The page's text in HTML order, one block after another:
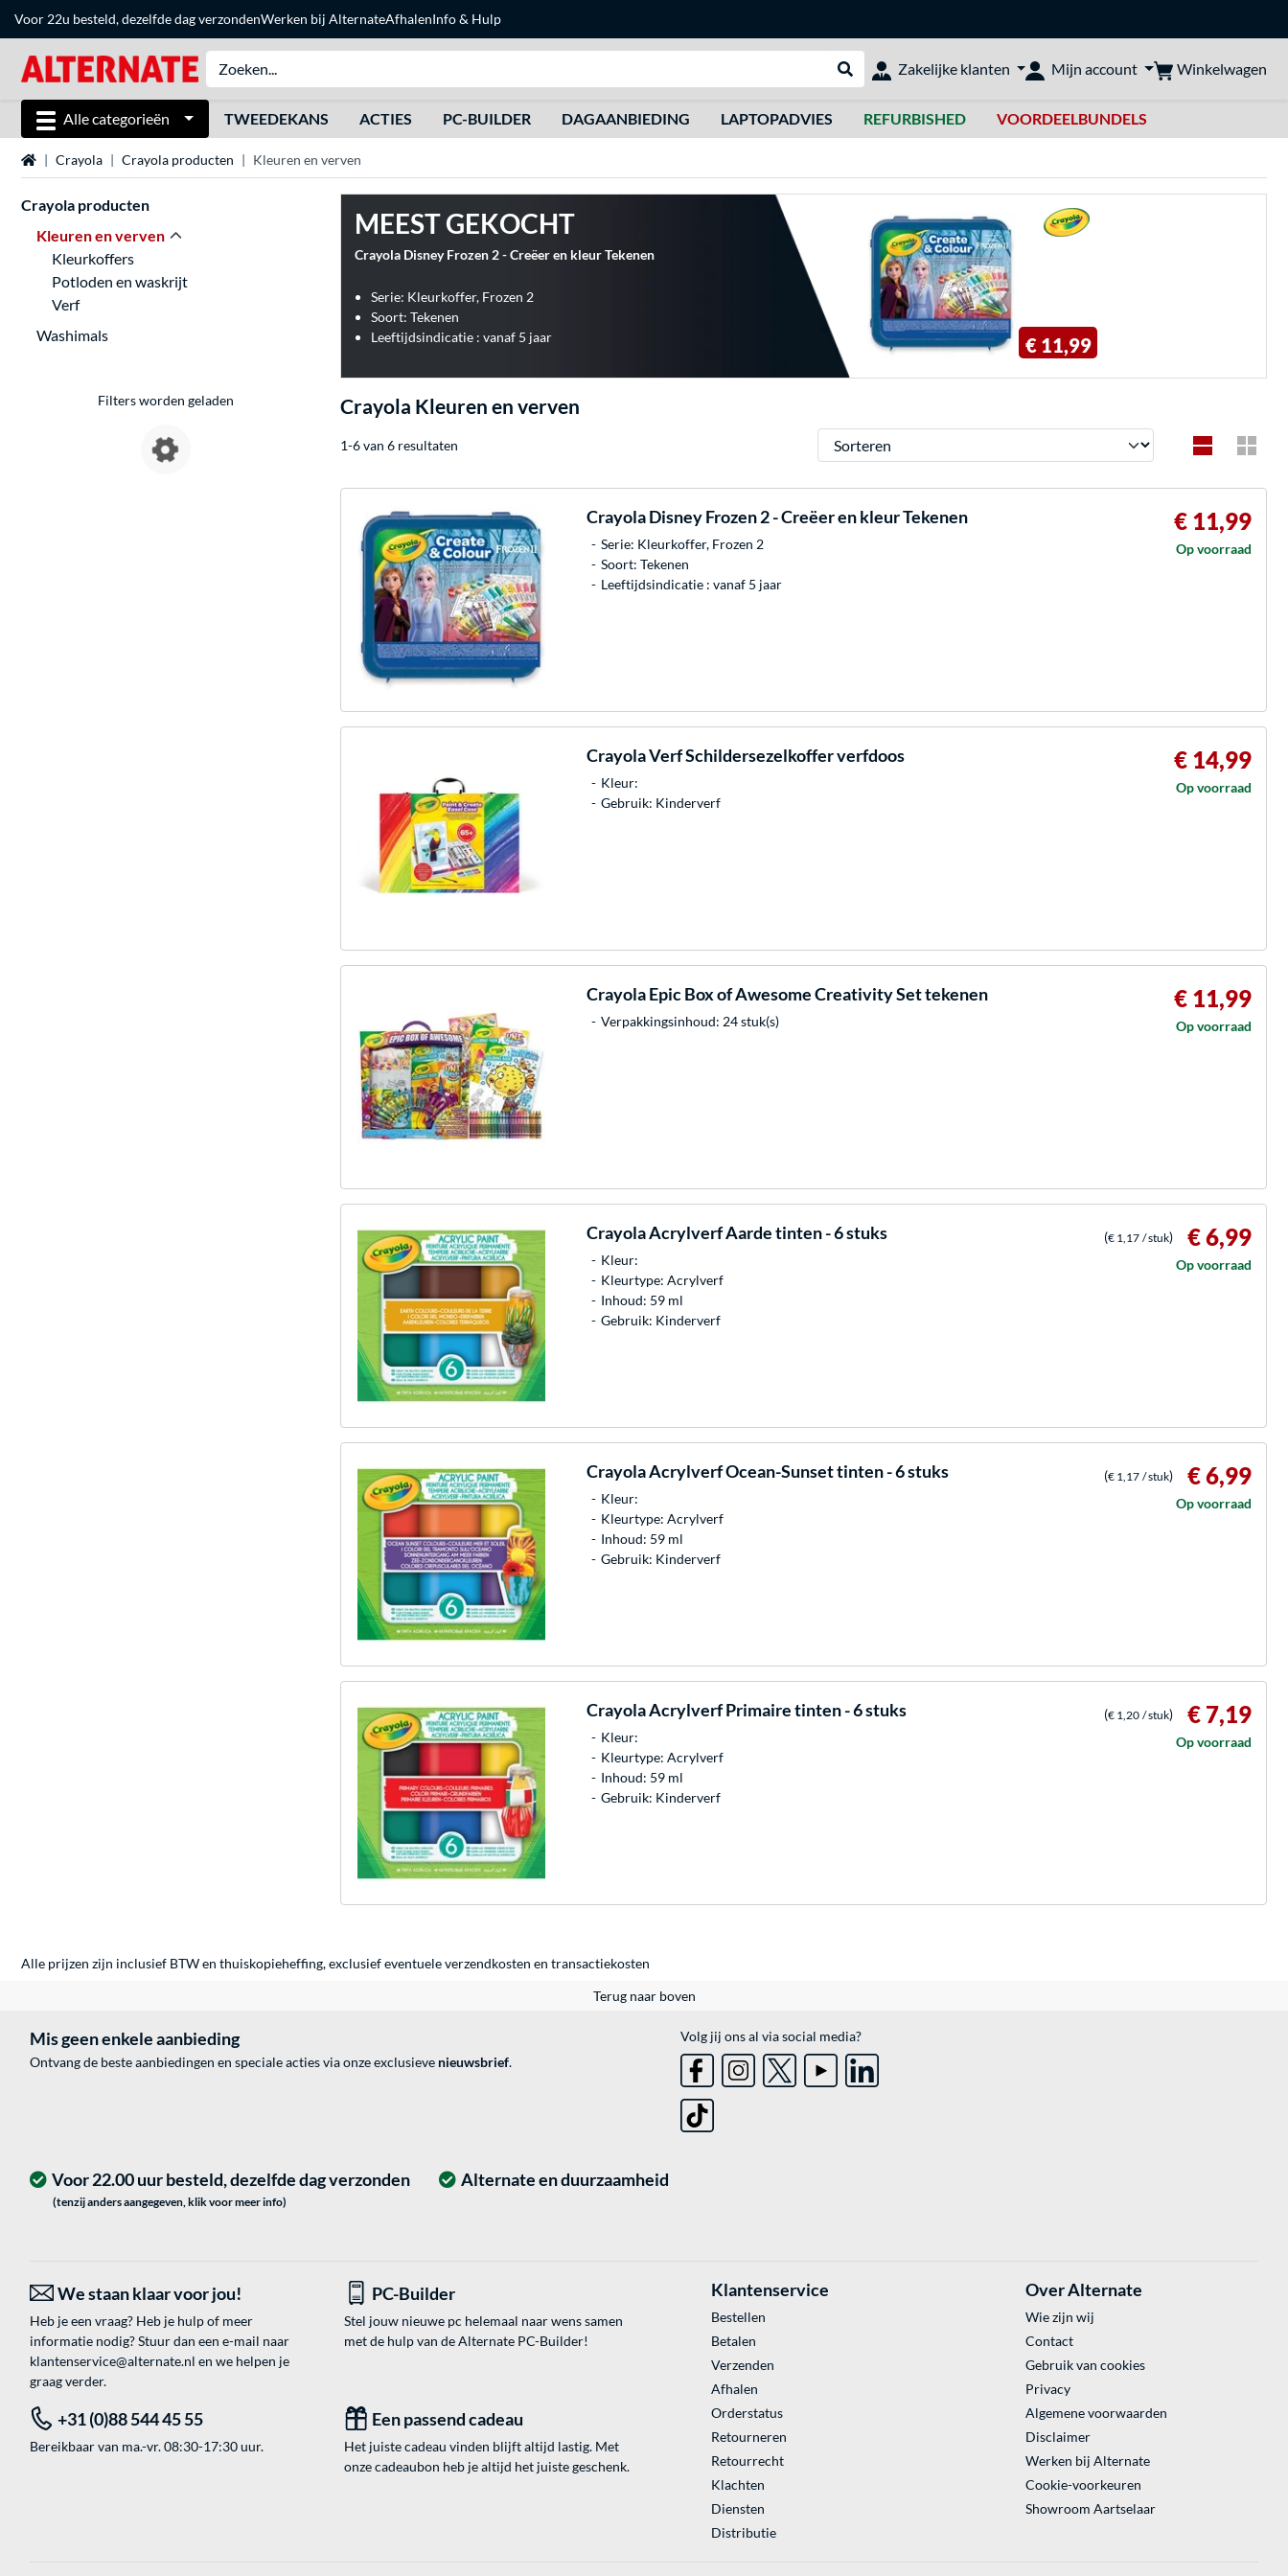
Voor 22u besteld, dezelfde dag verzondenWerken bij AlternateAfhalenInfo & Hulp
Webshop doorzoeken
Zakelijke klanten Mijn account Winkelwagen
Alle categorieën TWEEDEKANS ACTIES PC-BUILDER DAGAANBIEDING LAPTOPADVIES REFURBISHED VOORDEELBUNDELS
HomeCrayola Crayola producten Kleuren en verven
Crayola producten
Kleuren en verven
Kleurkoffers
Potloden en waskrijt
Verf
Washimals
Filters worden geladen
MEEST GEKOCHT
Crayola Disney Frozen 2 - Creëer en kleur Tekenen
Serie: Kleurkoffer, Frozen 2
Soort: Tekenen
Leeftijdsindicatie : vanaf 5 jaar
€ 11,99
Crayola Kleuren en verven
1-6 van 6 resultaten Sorteren
CrayolaDisney Frozen 2 - Creëer en kleur Tekenen
Serie: Kleurkoffer, Frozen 2
Soort: Tekenen
Leeftijdsindicatie : vanaf 5 jaar
€ 11,99
Op voorraad
CrayolaVerf Schildersezelkoffer verfdoos
Kleur:
Gebruik: Kinderverf
€ 14,99
Op voorraad
CrayolaEpic Box of Awesome Creativity Set tekenen
Verpakkingsinhoud: 24 stuk(s)
€ 11,99
Op voorraad
CrayolaAcrylverf Aarde tinten - 6 stuks
Kleur:
Kleurtype: Acrylverf
Inhoud: 59 ml
Gebruik: Kinderverf
(€ 1,17 / stuk) € 6,99
Op voorraad
CrayolaAcrylverf Ocean-Sunset tinten - 6 stuks
Kleur:
Kleurtype: Acrylverf
Inhoud: 59 ml
Gebruik: Kinderverf
(€ 1,17 / stuk) € 6,99
Op voorraad
CrayolaAcrylverf Primaire tinten - 6 stuks
Kleur:
Kleurtype: Acrylverf
Inhoud: 59 ml
Gebruik: Kinderverf
(€ 1,20 / stuk) € 7,19
Op voorraad
Alle prijzen zijn inclusief BTW en thuiskopieheffing, exclusief eventueleverzendkosten en transactiekosten
Terug naar boven
Mis geen enkele aanbieding
Ontvang de beste aanbiedingen en speciale acties via onze exclusieve nieuwsbrief.
Volg jij ons al via social media?
Alternate en duurzaamheid
Voor 22.00 uur besteld, dezelfde dag verzonden
(tenzij anders aangegeven, klik voor meer info)
We staan klaar voor jou!
Heb je een vraag? Heb je hulp of meer
informatie nodig? Stuur dan een e-mail naar
klantenservice@alternate.nl en we helpen je
graag verder.
PC-Builder
Stel jouw nieuwe pc helemaal naar wens samen
met de hulp van de Alternate PC-Builder!
+31 (0)88 544 45 55
Bereikbaar van ma.-vr. 08:30-17:30 uur.
Een passend cadeau
Het juiste cadeau vinden blijft altijd lastig. Met
onze cadeaubon heb je altijd het juiste geschenk.
Klantenservice
Bestellen
Betalen
Verzenden
Afhalen
Orderstatus
Retourneren
Retourrecht
Klachten
Diensten
Distributie
Over Alternate
Wie zijn wij
Contact
Gebruik van cookies
Privacy
Algemene voorwaarden
Disclaimer
Werken bij Alternate
Cookie-voorkeuren
Showroom Aartselaar